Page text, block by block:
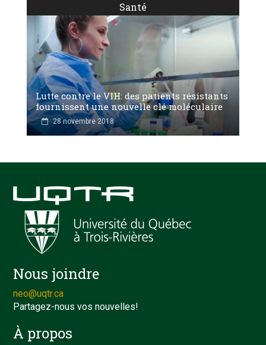
Santé
Lutte contre le VIH: des patients résistants
fournissent une nouvelle clé moléculaire
28 novembre 2018
Nous joindre
neo@uqtr.ca
Partagez-nous vos nouvelles!
À propos